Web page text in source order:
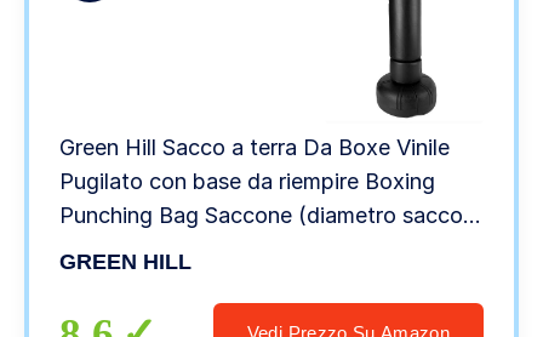
Green Hill Sacco a terra Da Boxe Vinile
Pugilato con base da riempire Boxing
Punching Bag Saccone (diametro sacco
cm38 – altezza da terra 170cm, Nero)
GREEN HILL
Vedi Prezzo Su Amazon